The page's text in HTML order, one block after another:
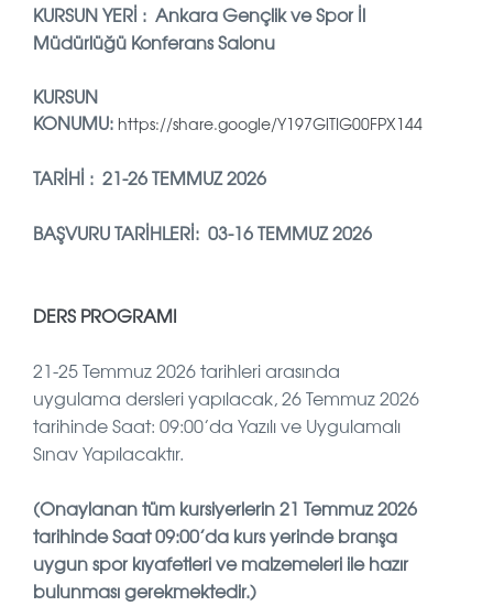
KURSUN YERİ : Ankara Gençlik ve Spor İl
Müdürlüğü Konferans Salonu
KURSUN
KONUMU: https://share.google/Y197GlTIG00FPX144
TARİHİ : 21-26 TEMMUZ 2026
BAŞVURU TARİHLERİ: 03-16 TEMMUZ 2026
DERS PROGRAMI
21-25 Temmuz 2026 tarihleri arasında
uygulama dersleri yapılacak, 26 Temmuz 2026
tarihinde Saat: 09:00’da Yazılı ve Uygulamalı
Sınav Yapılacaktır.
(Onaylanan tüm kursiyerlerin 21 Temmuz 2026
tarihinde Saat 09:00’da kurs yerinde branşa
uygun spor kıyafetleri ve malzemeleri ile hazır
bulunması gerekmektedir.)